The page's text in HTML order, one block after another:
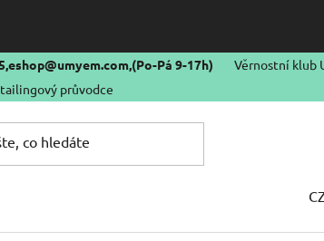
,eshop@umyem.com,(Po-Pá 9-17h) Věrnostní klub
průvodce